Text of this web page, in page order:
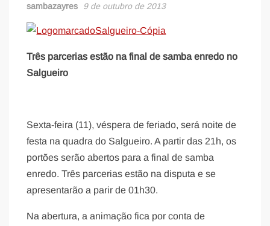
sambazayres 9 de outubro de 2013
Três parcerias estão na final de samba enredo no
Salgueiro
Sexta-feira (11), véspera de feriado, será noite de
festa na quadra do Salgueiro. A partir das 21h, os
portões serão abertos para a final de samba
enredo. Três parcerias estão na disputa e se
apresentarão a parir de 01h30.
Na abertura, a animação fica por conta de